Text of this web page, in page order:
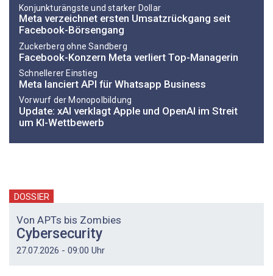
Konjunkturängste und starker Dollar
Meta verzeichnet ersten Umsatzrückgang seit
Facebook-Börsengang
Zuckerberg ohne Sandberg
Facebook-Konzern Meta verliert Top-Managerin
Schnellerer Einstieg
Meta lanciert API für Whatsapp Business
Vorwurf der Monopolbildung
Update: xAI verklagt Apple und OpenAI im Streit
um KI-Wettbewerb
DOSSIER
Von APTs bis Zombies
Cybersecurity
27.07.2026 - 09:00 Uhr